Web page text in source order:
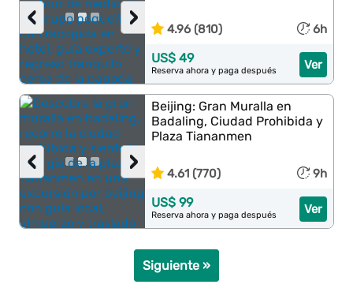
›
‹ 4.96 (810) 6h
Ver
US$ 49
Reserva ahora y paga después
›
‹
Beijing: Gran Muralla en
Badaling, Ciudad Prohibida y
Plaza Tiananmen
4.61 (770) 9h
Ver
US$ 99
Reserva ahora y paga después
Siguiente »